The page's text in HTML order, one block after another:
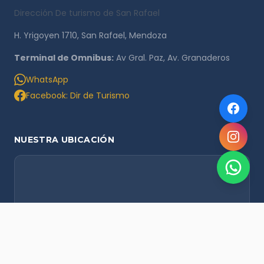
Dirección De turismo de San Rafael
H. Yrigoyen 1710, San Rafael, Mendoza
Terminal de Omnibus: Av Gral. Paz, Av. Granaderos
WhatsApp
Facebook: Dir de Turismo
NUESTRA UBICACIÓN